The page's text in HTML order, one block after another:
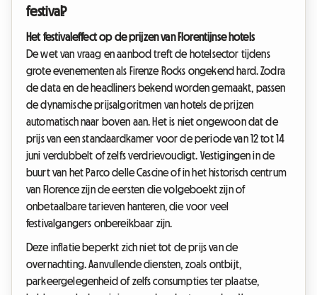
festival?
Het festivaleffect op de prijzen van Florentijnse hotels
De wet van vraag en aanbod treft de hotelsector tijdens
grote evenementen als Firenze Rocks ongekend hard. Zodra
de data en de headliners bekend worden gemaakt, passen
de dynamische prijsalgoritmen van hotels de prijzen
automatisch naar boven aan. Het is niet ongewoon dat de
prijs van een standaardkamer voor de periode van 12 tot 14
juni verdubbelt of zelfs verdrievoudigt. Vestigingen in de
buurt van het Parco delle Cascine of in het historisch centrum
van Florence zijn de eersten die volgeboekt zijn of
onbetaalbare tarieven hanteren, die voor veel
festivalgangers onbereikbaar zijn.
Deze inflatie beperkt zich niet tot de prijs van de
overnachting. Aanvullende diensten, zoals ontbijt,
parkeergelegenheid of zelfs consumpties ter plaatse,